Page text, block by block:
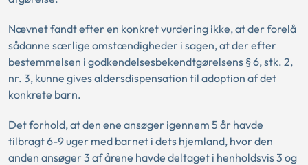
Nævnet fandt efter en konkret vurdering ikke, at der forelå
sådanne særlige omstændigheder i sagen, at der efter
bestemmelsen i godkendelsesbekendtgørelsens § 6, stk. 2,
nr. 3, kunne gives aldersdispensation til adoption af det
konkrete barn.
Det forhold, at den ene ansøger igennem 5 år havde
tilbragt 6-9 uger med barnet i dets hjemland, hvor den
anden ansøger 3 af årene havde deltaget i henholdsvis 3 og